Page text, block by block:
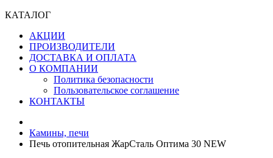
КАТАЛОГ
АКЦИИ
ПРОИЗВОДИТЕЛИ
ДОСТАВКА И ОПЛАТА
О КОМПАНИИ
Политика безопасности
Пользовательское соглашение
КОНТАКТЫ
Камины, печи
Печь отопительная ЖарСталь Оптима 30 NEW